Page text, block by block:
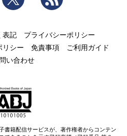
表記
プライバシーポリシー
リシー 免責事項
ご利用ガイド
い合わせ
書籍配信サービスが、著作権者からコンテン